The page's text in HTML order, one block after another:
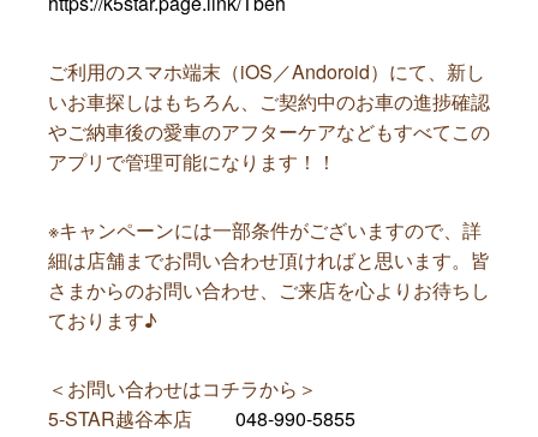
ご利用のスマホ端末（iOS／Andoroid）にて、新し
いお車探しはもちろん、ご契約中のお車の進捗確認
やご納車後の愛車のアフターケアなどもすべてこの
アプリで管理可能になります！！
※キャンペーンには一部条件がございますので、詳
細は店舗までお問い合わせ頂ければと思います。皆
さまからのお問い合わせ、ご来店を心よりお待ちし
ております♪
＜お問い合わせはコチラから＞
5-STAR越谷本店 048-990-5855